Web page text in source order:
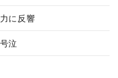
に反響
泣